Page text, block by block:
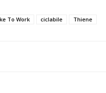
To Work ciclabile Thiene